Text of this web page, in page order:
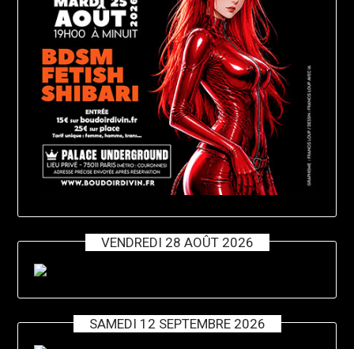
VENDREDI 28 AOÛT 2026
SAMEDI 12 SEPTEMBRE 2026